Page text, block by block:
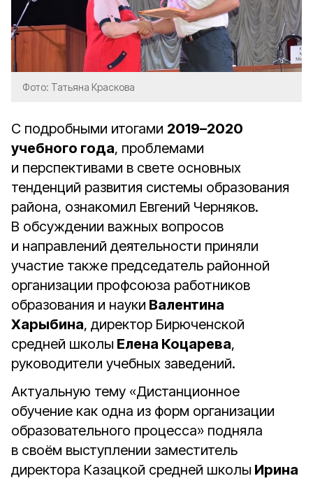
Фото: Татьяна Краскова
С подробными итогами 2019–2020
учебного года, проблемами
и перспективами в свете основных
тенденций развития системы образования
района, ознакомил Евгений Черняков.
В обсуждении важных вопросов
и направлений деятельности приняли
участие также председатель районной
организации профсоюза работников
образования и науки Валентина
Харыбина, директор Бирюченской
средней школы Елена Коцарева,
руководители учебных заведений.
Актуальную тему «Дистанционное
обучение как одна из форм организации
образовательного процесса» подняла
в своём выступлении заместитель
директора Казацкой средней школы Ирина